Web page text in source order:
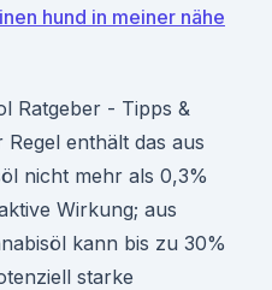
hund in meiner nähe
Ratgeber - Tipps &
enthält das aus
nicht mehr als 0,3%
Wirkung; aus
kann bis zu 30%
starke